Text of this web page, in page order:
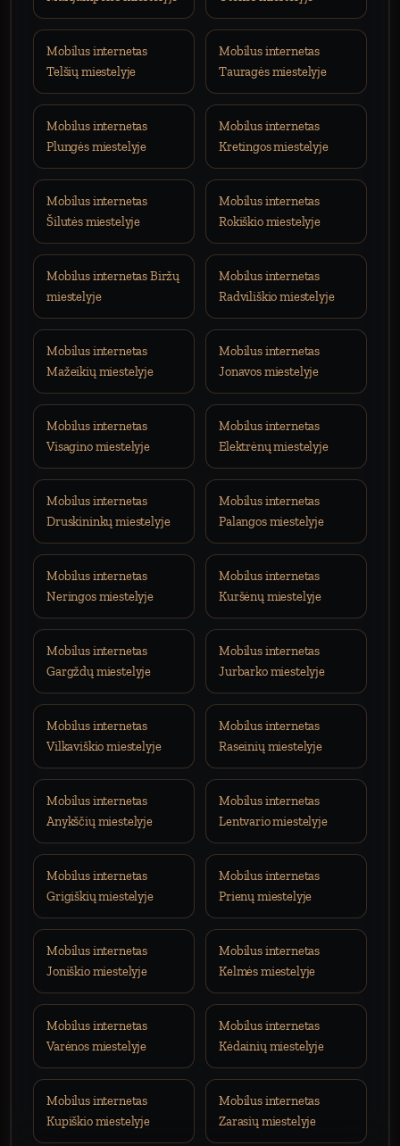
Mobilus internetas
Telšių miestelyje
Mobilus internetas
Tauragės miestelyje
Mobilus internetas
Plungės miestelyje
Mobilus internetas
Kretingos miestelyje
Mobilus internetas
Šilutės miestelyje
Mobilus internetas
Rokiškio miestelyje
Mobilus internetas Biržų
miestelyje
Mobilus internetas
Radviliškio miestelyje
Mobilus internetas
Mažeikių miestelyje
Mobilus internetas
Jonavos miestelyje
Mobilus internetas
Visagino miestelyje
Mobilus internetas
Elektrėnų miestelyje
Mobilus internetas
Druskininkų miestelyje
Mobilus internetas
Palangos miestelyje
Mobilus internetas
Neringos miestelyje
Mobilus internetas
Kuršėnų miestelyje
Mobilus internetas
Gargždų miestelyje
Mobilus internetas
Jurbarko miestelyje
Mobilus internetas
Vilkaviškio miestelyje
Mobilus internetas
Raseinių miestelyje
Mobilus internetas
Anykščių miestelyje
Mobilus internetas
Lentvario miestelyje
Mobilus internetas
Grigiškių miestelyje
Mobilus internetas
Prienų miestelyje
Mobilus internetas
Joniškio miestelyje
Mobilus internetas
Kelmės miestelyje
Mobilus internetas
Varėnos miestelyje
Mobilus internetas
Kėdainių miestelyje
Mobilus internetas
Kupiškio miestelyje
Mobilus internetas
Zarasių miestelyje